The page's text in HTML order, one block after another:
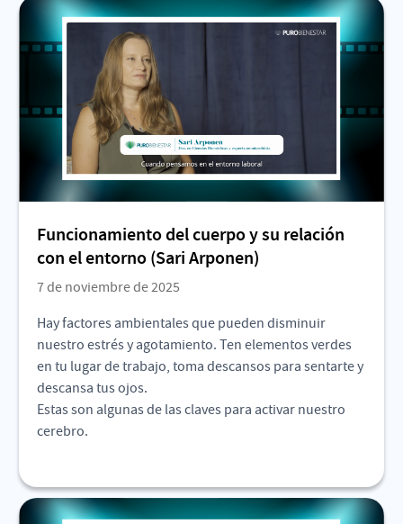
Funcionamiento del cuerpo y su relación
con el entorno (Sari Arponen)
7 de noviembre de 2025
Hay factores ambientales que pueden disminuir
nuestro estrés y agotamiento. Ten elementos verdes
en tu lugar de trabajo, toma descansos para sentarte y
descansa tus ojos.
Estas son algunas de las claves para activar nuestro
cerebro.